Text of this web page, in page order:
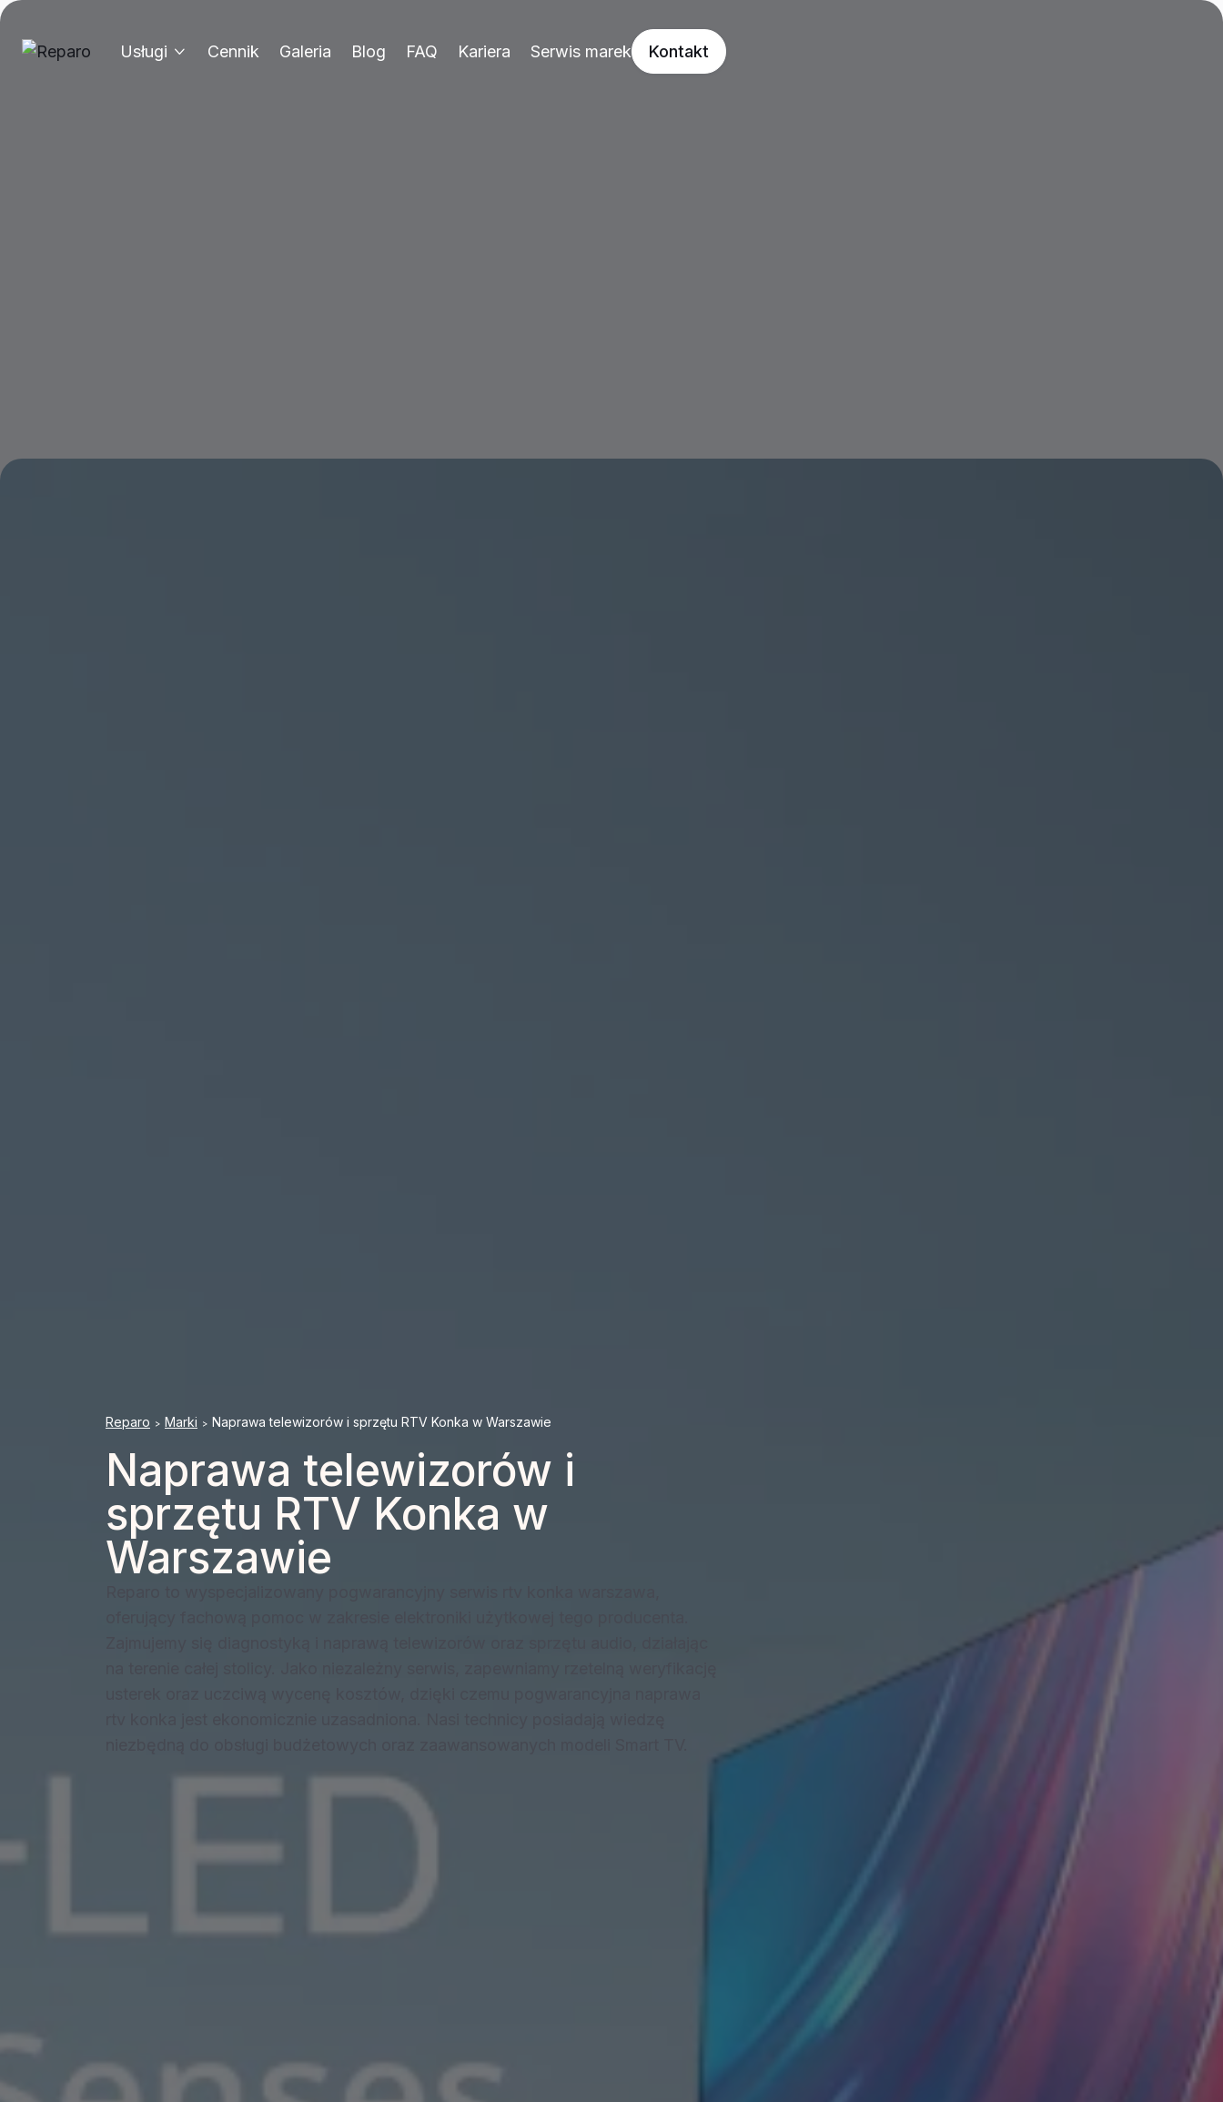
Usługi  Cennik Galeria Blog FAQ Kariera Serwis marek Kontakt
Reparo > Marki > Naprawa telewizorów i sprzętu RTV Konka w Warszawie
Naprawa telewizorów i
sprzętu RTV Konka w
Warszawie